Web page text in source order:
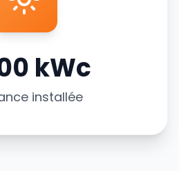
kWc
installée